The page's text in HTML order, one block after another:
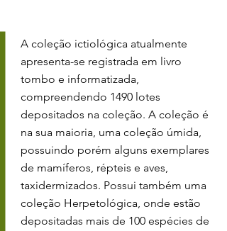
A coleção ictiológica atualmente
apresenta-se registrada em livro
tombo e informatizada,
compreendendo 1490 lotes
depositados na coleção. A coleção é
na sua maioria, uma coleção úmida,
possuindo porém alguns exemplares
de mamíferos, répteis e aves,
taxidermizados. Possui também uma
coleção Herpetológica, onde estão
depositadas mais de 100 espécies de